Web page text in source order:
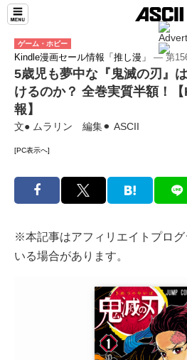
ゲーム・ホビー
Kindle漫画セール情報「推し漫」 ― 第
5歳児も夢中な『鬼滅の刃』
けるのか？ 全巻実質半額！
報】
文● ムラリン 編集⚫︎ ASCII
[PC表示へ]
※本記事はアフィリエイトプロ
いる場合があります。